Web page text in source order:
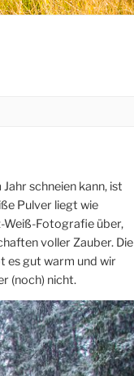
schneien kann, ist
Pulver liegt wie
Weiß-Fotografie über,
voller Zauber. Die
es gut warm und wir
(noch) nicht.